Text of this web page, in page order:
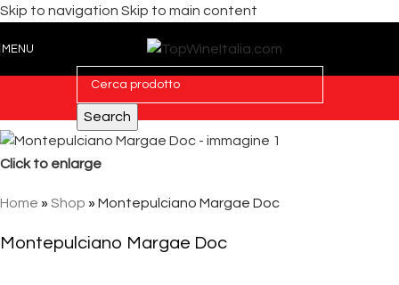
Skip to navigation Skip to main content
MENU
Search
Click to enlarge
Home » Shop » Montepulciano Margae Doc
Montepulciano Margae Doc